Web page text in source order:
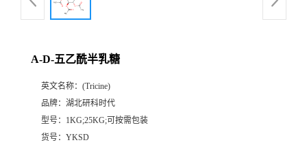
A-D-五乙酰半乳糖
英文名称： (Tricine)
品牌： 湖北研科时代
型号： 1KG;25KG;可按需包装
货号： YKSD